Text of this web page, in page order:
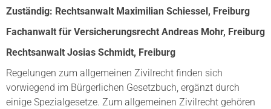
Zuständig: Rechtsanwalt Maximilian Schiessel, Freiburg
Fachanwalt für Versicherungsrecht Andreas Mohr, Freiburg
Rechtsanwalt Josias Schmidt, Freiburg
Regelungen zum allgemeinen Zivilrecht finden sich
vorwiegend im Bürgerlichen Gesetzbuch, ergänzt durch
einige Spezialgesetze. Zum allgemeinen Zivilrecht gehören